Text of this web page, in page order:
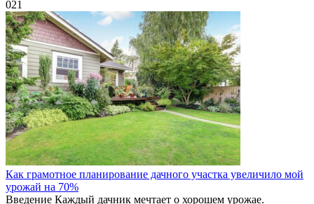
021
Как грамотное планирование дачного участка увеличило мой
урожай на 70%
Введение Каждый дачник мечтает о хорошем урожае.